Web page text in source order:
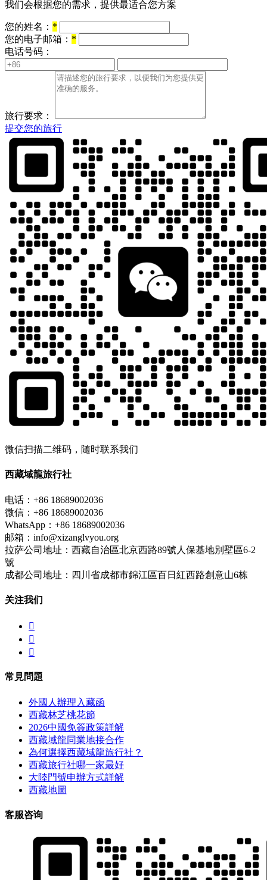
我们会根据您的需求，提供最适合您方案
您的姓名： *
您的电子邮箱： *
电话号码：
旅行要求：
提交您的旅行
微信扫描二维码，随时联系我们
西藏域龍旅行社
电话：+86 18689002036
微信：+86 18689002036
WhatsApp：+86 18689002036
邮箱：info@xizanglvyou.org
拉萨公司地址：西藏自治區北京西路89號人保基地別墅區6-2
號
成都公司地址：四川省成都市錦江區百日紅西路創意山6栋
关注我们



常見問題
外國人辦理入藏函
西藏林芝桃花節
2026中國免簽政策詳解
西藏域龍同業地接合作
為何選擇西藏域龍旅行社？
西藏旅行社哪一家最好
大陸門號申辦方式詳解
西藏地圖
客服咨询